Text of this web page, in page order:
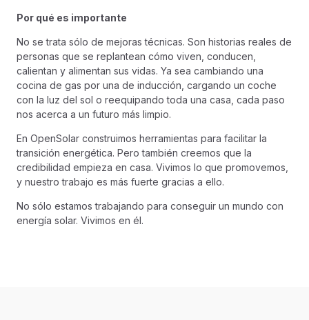
Por qué es importante
No se trata sólo de mejoras técnicas. Son historias reales de
personas que se replantean cómo viven, conducen,
calientan y alimentan sus vidas. Ya sea cambiando una
cocina de gas por una de inducción, cargando un coche
con la luz del sol o reequipando toda una casa, cada paso
nos acerca a un futuro más limpio.
En OpenSolar construimos herramientas para facilitar la
transición energética. Pero también creemos que la
credibilidad empieza en casa. Vivimos lo que promovemos,
y nuestro trabajo es más fuerte gracias a ello.
No sólo estamos trabajando para conseguir un mundo con
energía solar. Vivimos en él.